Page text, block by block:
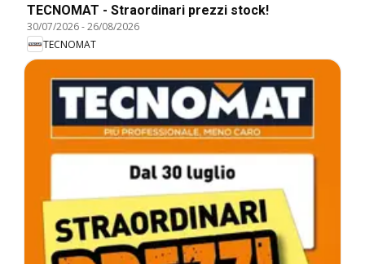
TECNOMAT - Straordinari prezzi stock!
30/07/2026-26/08/2026
TECNOMAT